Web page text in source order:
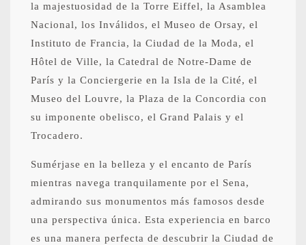
la majestuosidad de la Torre Eiffel, la Asamblea
Nacional, los Inválidos, el Museo de Orsay, el
Instituto de Francia, la Ciudad de la Moda, el
Hôtel de Ville, la Catedral de Notre-Dame de
París y la Conciergerie en la Isla de la Cité, el
Museo del Louvre, la Plaza de la Concordia con
su imponente obelisco, el Grand Palais y el
Trocadero.
Sumérjase en la belleza y el encanto de París
mientras navega tranquilamente por el Sena,
admirando sus monumentos más famosos desde
una perspectiva única. Esta experiencia en barco
es una manera perfecta de descubrir la Ciudad de